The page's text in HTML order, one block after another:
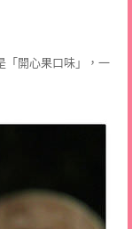
「開心果口味」，一